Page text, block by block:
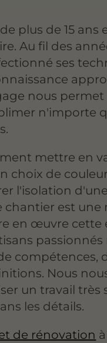
plus de 15 ans
Au fil des
ses
nous permet
n'importe
mettre en
choix de
l'isolation
chantier est une
en œuvre cette
passionnés
compétences,
Nous
un travail très
les détails.
de rénovation